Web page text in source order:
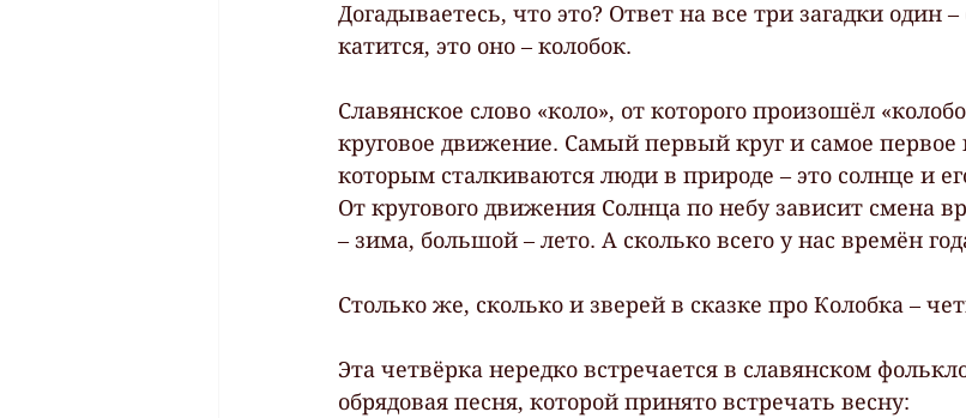
Догадываетесь, что это? Ответ на все три загадки один
катится, это оно – колобок.
Славянское слово «коло», от которого произошёл
круговое движение. Самый первый круг и самое первое
которым сталкиваются люди в природе – это солнце и
От кругового движения Солнца по небу зависит смена
– зима, большой – лето. А сколько всего у нас времён
Столько же, сколько и зверей в сказке про Колобка –
Эта четвёрка нередко встречается в славянском
обрядовая песня, которой принято встречать весну: